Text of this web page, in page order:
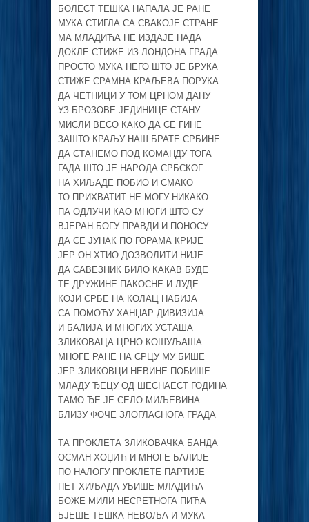
БОЛЕСТ ТЕШКА НАПАЛА ЈЕ РАНЕ
МУКА СТИГЛА СА СВАКОЈЕ СТРАНЕ
МА МЛАДИЋА НЕ ИЗДАЈЕ НАДА
ДОКЛЕ СТИЖЕ ИЗ ЛОНДОНА ГРАДА
ПРОСТО МУКА НЕГО ШТО ЈЕ БРУКА
СТИЖЕ СРАМНА КРАЉЕВА ПОРУКА
ДА ЧЕТНИЦИ У ТОМ ЦРНОМ ДАНУ
УЗ БРОЗОВЕ ЈЕДИНИЦЕ СТАНУ
МИСЛИ ВЕСО КАКО ДА СЕ ГИНЕ
ЗАШТО КРАЉУ НАШ БРАТЕ СРБИНЕ
ДА СТАНЕМО ПОД КОМАНДУ ТОГА
ГАДА ШТО ЈЕ НАРОДА СРБСКОГ
НА ХИЉАДЕ ПОБИО И СМАКО
ТО ПРИХВАТИТ НЕ МОГУ НИКАКО
ПА ОДЛУЧИ КАО МНОГИ ШТО СУ
ВЈЕРАН БОГУ ПРАВДИ И ПОНОСУ
ДА СЕ ЈУНАК ПО ГОРАМА КРИЈЕ
ЈЕР ОН ХТИО ДОЗВОЛИТИ НИЈЕ
ДА САВЕЗНИК БИЛО КАКАВ БУДЕ
ТЕ ДРУЖИНЕ ПАКОСНЕ И ЛУДЕ
КОЈИ СРБЕ НА КОЛАЦ НАБИЈА
СА ПОМОЋУ ХАНЏАР ДИВИЗИЈА
И БАЛИЈА И МНОГИХ УСТАША
ЗЛИКОВАЦА ЦРНО КОШУЉАША
МНОГЕ РАНЕ НА СРЦУ МУ БИШЕ
ЈЕР ЗЛИКОВЦИ НЕВИНЕ ПОБИШЕ
МЛАДУ ЂЕЦУ ОД ШЕСНАЕСТ ГОДИНА
ТАМО ЂЕ ЈЕ СЕЛО МИЉЕВИНА
БЛИЗУ ФОЧЕ ЗЛОГЛАСНОГА ГРАДА
ТА ПРОКЛЕТА ЗЛИКОВАЧКА БАНДА
ОСМАН ХОЏИЋ И МНОГЕ БАЛИЈЕ
ПО НАЛОГУ ПРОКЛЕТЕ ПАРТИЈЕ
ПЕТ ХИЉАДА УБИШЕ МЛАДИЋА
БОЖЕ МИЛИ НЕСРЕТНОГА ПИЋА
БЈЕШЕ ТЕШКА НЕВОЉА И МУКА